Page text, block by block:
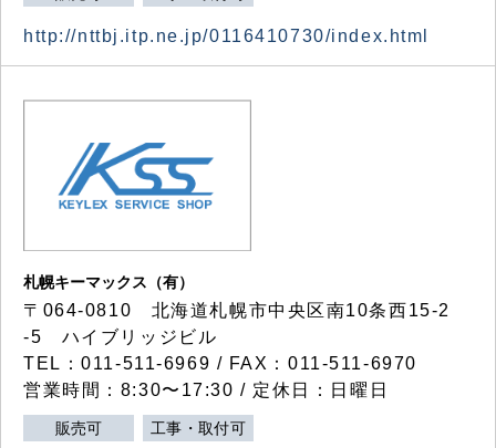
http://nttbj.itp.ne.jp/0116410730/index.html
札幌キーマックス（有）
〒064-0810 北海道札幌市中央区南10条西15-2
-5 ハイブリッジビル
TEL：011-511-6969 / FAX：011-511-6970
営業時間：8:30〜17:30 / 定休日：日曜日
販売可 工事・取付可